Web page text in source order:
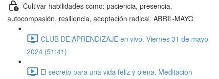
Cultivar habilidades como: paciencia, presencia,
autocompasión, resiliencia, aceptación radical. ABRIL-MAYO
CLUB DE APRENDIZAJE en vivo. Viernes 31 de mayo
2024 (51:41)
El secreto para una vida feliz y plena. Meditación